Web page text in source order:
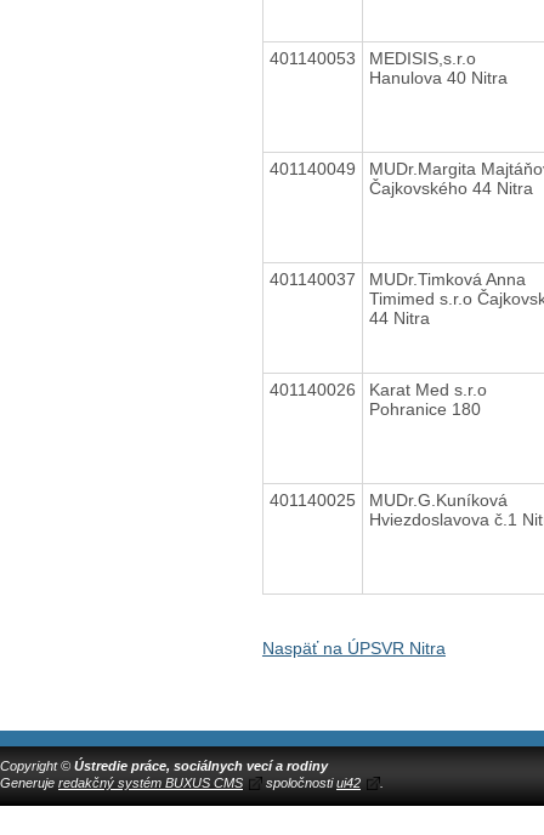
401140053
MEDISIS,s.r.o
Hanulova 40 Nitra
401140049
MUDr.Margita
Čajkovského 44 Nitra
401140037
MUDr.Timková Anna
Timimed s.r.o
44 Nitra
401140026
Karat Med s.r.o
Pohranice 180
401140025
MUDr.G.Kuníková
Hviezdoslavova č.1
Naspäť na ÚPSVR Nitra
Copyright © Ústredie práce, sociálnych vecí a rodiny
Generuje redakčný systém BUXUS CMS spoločnostiui42